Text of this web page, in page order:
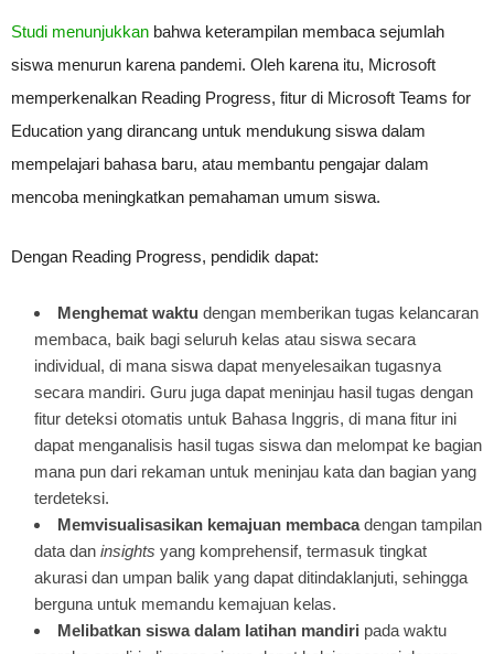
Studi menunjukkan bahwa keterampilan membaca sejumlah
siswa menurun karena pandemi. Oleh karena itu, Microsoft
memperkenalkan Reading Progress, fitur di Microsoft Teams for
Education yang dirancang untuk mendukung siswa dalam
mempelajari bahasa baru, atau membantu pengajar dalam
mencoba meningkatkan pemahaman umum siswa.
Dengan Reading Progress, pendidik dapat:
Menghemat waktu dengan memberikan tugas kelancaran
membaca, baik bagi seluruh kelas atau siswa secara
individual, di mana siswa dapat menyelesaikan tugasnya
secara mandiri. Guru juga dapat meninjau hasil tugas dengan
fitur deteksi otomatis untuk Bahasa Inggris, di mana fitur ini
dapat menganalisis hasil tugas siswa dan melompat ke bagian
mana pun dari rekaman untuk meninjau kata dan bagian yang
terdeteksi.
Memvisualisasikan kemajuan membacadengan tampilan
data dan insights yang komprehensif, termasuk tingkat
akurasi dan umpan balik yang dapat ditindaklanjuti, sehingga
berguna untuk memandu kemajuan kelas.
Melibatkan siswa dalam latihan mandiri pada waktu